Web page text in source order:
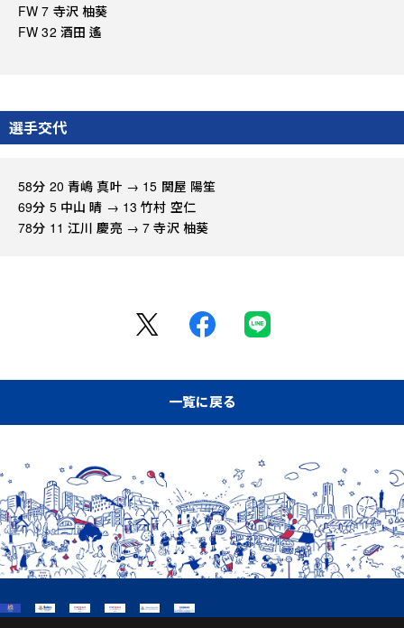
FW 7 寺沢 柚葵
FW 32 酒田 遙
選手交代
58分 20 青嶋 真叶 → 15 関屋 陽笙
69分 5 中山 晴 → 13 竹村 空仁
78分 11 江川 慶亮 → 7 寺沢 柚葵
一覧に戻る